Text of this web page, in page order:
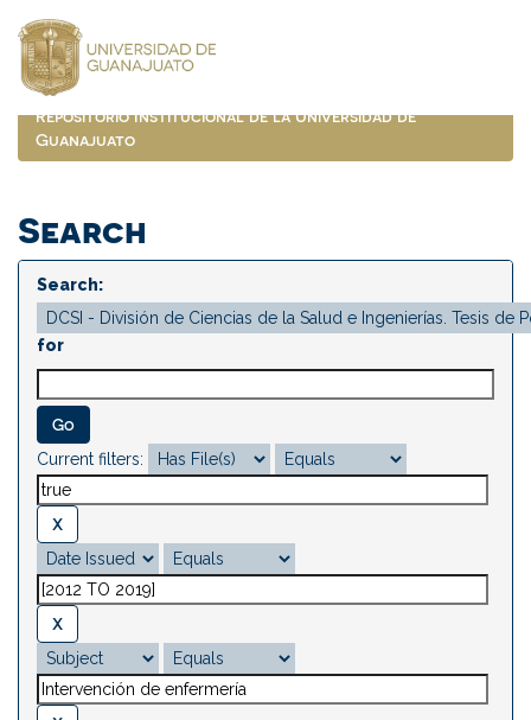
navigation
Repositorio Institucional de la Universidad de
Guanajuato
Search
Search:
for
Current filters: